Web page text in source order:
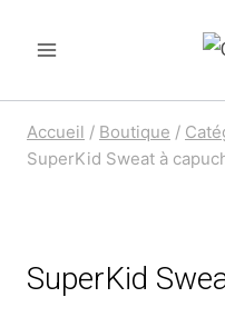
Accueil / Boutique /
SuperKid Sweat à
SuperKid